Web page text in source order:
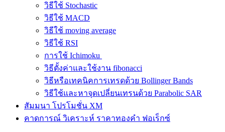
วิธีใช้ Stochastic
วิธีใช้ MACD
วิธีใช้ moving average
วิธีใช้ RSI
การใช้ Ichimoku
วิธีตั้งค่าและใช้งาน fibonacci
วิธีหรือเทคนิคการเทรดด้วย Bollinger Bands
วิธีใช้และหาจุดเปลี่ยนเทรนด้วย Parabolic SAR
สัมมนา โปรโมชั่น XM
คาดการณ์ วิเคราะห์ ราคาทองคำ ฟอเร็กซ์